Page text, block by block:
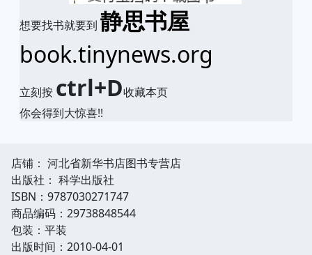
想要找书就要到 静思书屋
book.tinynews.org
立刻按 ctrl+D收藏本页
你会得到大惊喜!!
店铺： 河北省新华书店图书专营店
出版社： 科学出版社
ISBN：9787030271747
商品编码：29738848544
包装：平装
出版时间：2010-04-01